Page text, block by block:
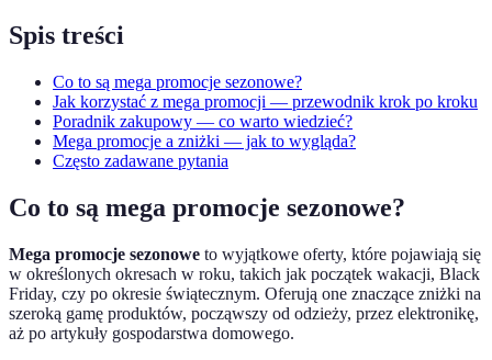
Spis treści
Co to są mega promocje sezonowe?
Jak korzystać z mega promocji — przewodnik krok po kroku
Poradnik zakupowy — co warto wiedzieć?
Mega promocje a zniżki — jak to wygląda?
Często zadawane pytania
Co to są mega promocje sezonowe?
Mega promocje sezonowe to wyjątkowe oferty, które pojawiają się
w określonych okresach w roku, takich jak początek wakacji, Black
Friday, czy po okresie świątecznym. Oferują one znaczące zniżki na
szeroką gamę produktów, począwszy od odzieży, przez elektronikę,
aż po artykuły gospodarstwa domowego.